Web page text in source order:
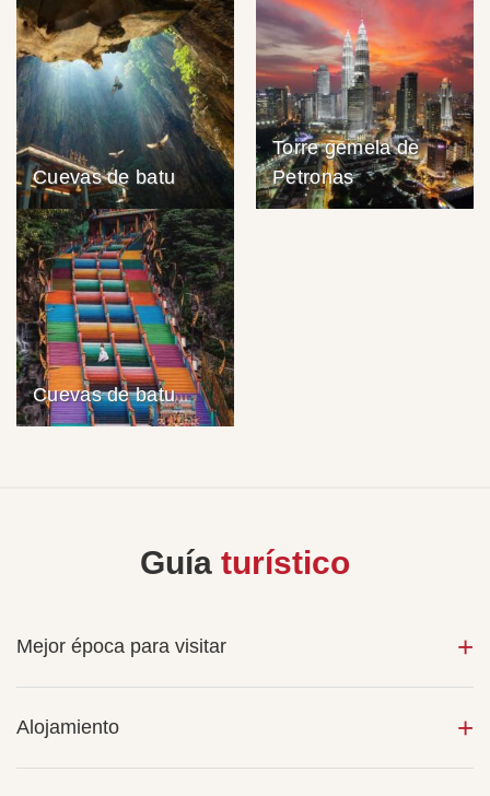
Cuevas de batu
Torre gemela de
Petronas
Cuevas de batu
Guía turístico
Mejor época para visitar
Alojamiento